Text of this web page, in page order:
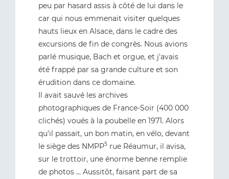
peu par hasard assis à côté de lui dans le
car qui nous emmenait visiter quelques
hauts lieux en Alsace, dans le cadre des
excursions de fin de congrès. Nous avions
parlé musique, Bach et orgue, et j'avais
été frappé par sa grande culture et son
érudition dans ce domaine.
Il avait sauvé les archives
photographiques de France-Soir (400 000
clichés) voués à la poubelle en 1971. Alors
qu'il passait, un bon matin, en vélo, devant
le siège des NMPP5 rue Réaumur, il avisa,
sur le trottoir, une énorme benne remplie
de photos ... Aussitôt, faisant part de sa